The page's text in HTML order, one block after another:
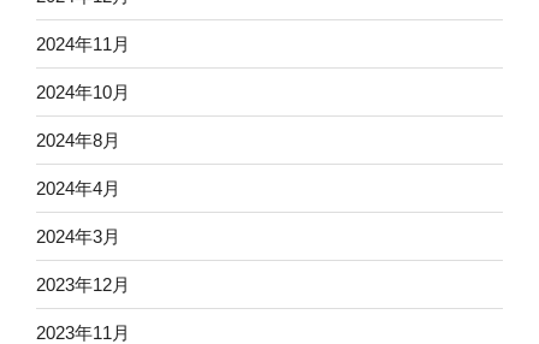
2024年11月
2024年10月
2024年8月
2024年4月
2024年3月
2023年12月
2023年11月